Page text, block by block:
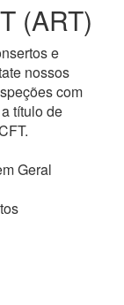
(ART)
e
nossos
com
título de
Geral